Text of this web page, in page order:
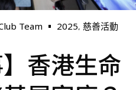
Team 2025, 慈善活動
】香港生命